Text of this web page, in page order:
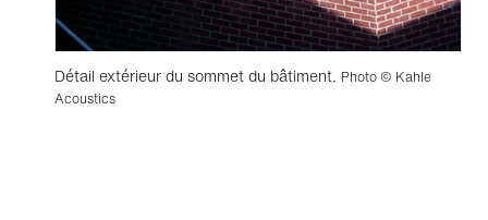
Détail extérieur du sommet du bâtiment. Photo © Kahle
Acoustics